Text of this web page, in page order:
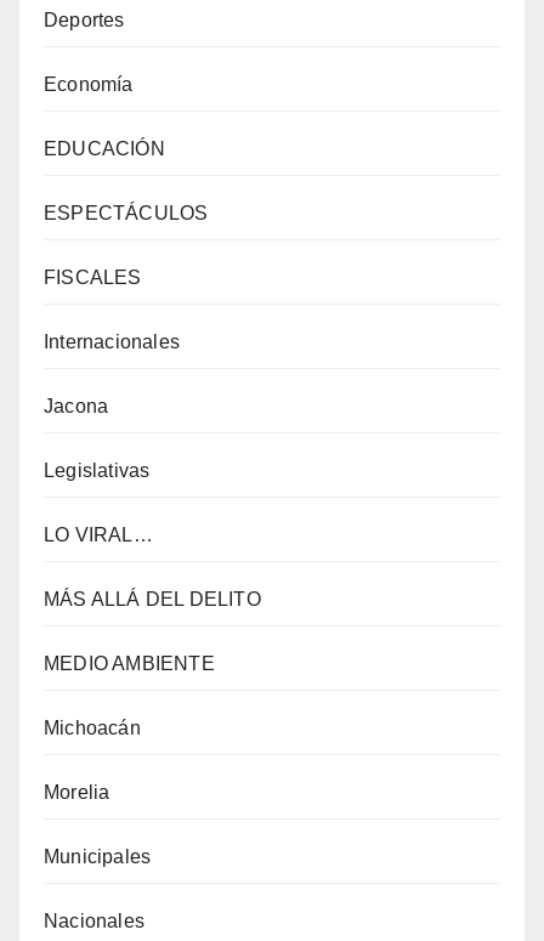
Deportes
Economía
EDUCACIÓN
ESPECTÁCULOS
FISCALES
Internacionales
Jacona
Legislativas
LO VIRAL…
MÁS ALLÁ DEL DELITO
MEDIO AMBIENTE
Michoacán
Morelia
Municipales
Nacionales